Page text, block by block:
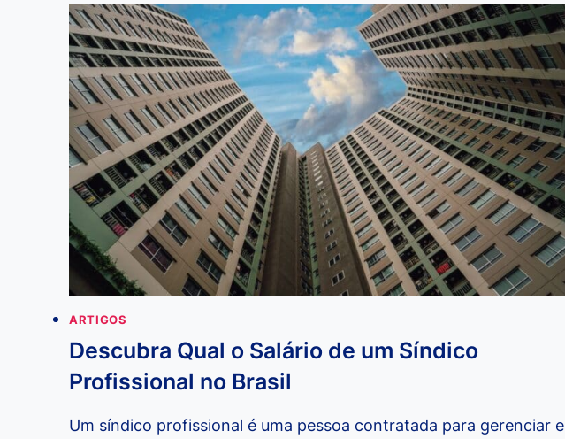
CONCERTEZA:
ENTENDA
A
DIFERENÇA
E
EVITE
ESSE
ERRO
COMUM
ARTIGOS
Descubra Qual o Salário de um Síndico
Profissional no Brasil
Um síndico profissional é uma pessoa contratada para gerenciar e